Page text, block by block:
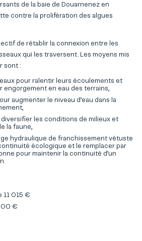
de la baie de Douarnenez en
contre la prolifération des algues
de rétablir la connexion entre les
qui les traversent. Les moyens mis
sont :
pour ralentir leurs écoulements et
engorgement en eau des terrains,
augmenter le niveau d’eau dans la
diversifier les conditions de milieux et
la faune,
hydraulique de franchissement vétuste
écologique et le remplacer par
pour maintenir la continuité d’un
11 015 €
€